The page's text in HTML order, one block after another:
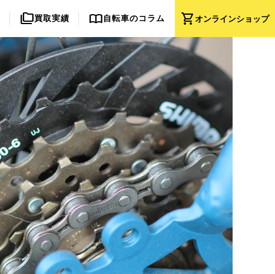
shopping_cartオンラインショップ
folder_copy買取実績 import_contacts自転車のコラム